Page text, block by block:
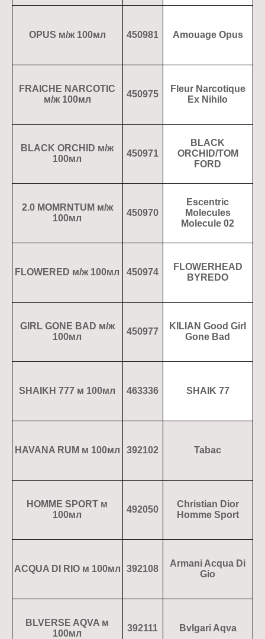
OPUS м/ж 100мл 450981 Amouage Opus
FRAICHE NARCOTIC
м/ж 100мл
450975
Fleur Narcotique
Ex Nihilo
BLACK ORCHID м/ж
100мл
450971
BLACK
ORCHID/TOM
FORD
2.0 MOMRNTUM м/ж
100мл
450970
Escentric
Molecules
Molecule 02
FLOWERED м/ж 100мл 450974
FLOWERHEAD
BYREDO
GIRL GONE BAD м/ж
100мл
450977
KILIAN Good Girl
Gone Bad
SHAIKН 777 м 100мл 463336 SHAIK 77
HAVANA RUM м 100мл 392102 Tabac
HOMME SPORT м
100мл
492050
Christian Dior
Homme Sport
ACQUA DI RIO м 100мл 392108
Armani Acqua Di
Gio
BLVERSE AQVA м
100мл
392111 Bvlgari Aqva